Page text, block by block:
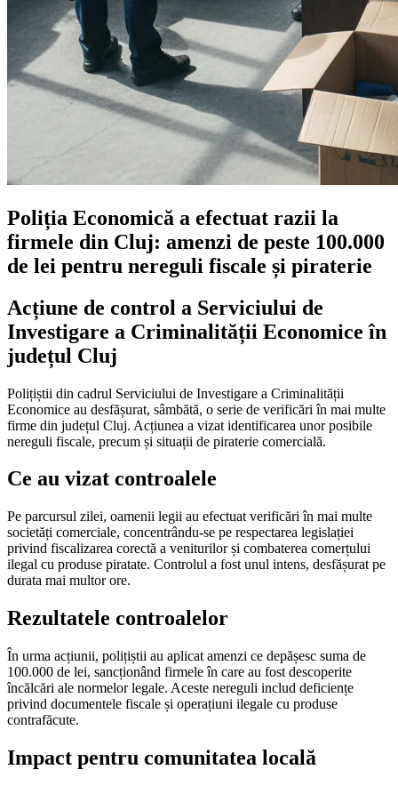
Poliția Economică a efectuat razii la
firmele din Cluj: amenzi de peste 100.000
de lei pentru nereguli fiscale și piraterie
Acțiune de control a Serviciului de
Investigare a Criminalității Economice în
județul Cluj
Polițiștii din cadrul Serviciului de Investigare a Criminalității
Economice au desfășurat, sâmbătă, o serie de verificări în mai multe
firme din județul Cluj. Acțiunea a vizat identificarea unor posibile
nereguli fiscale, precum și situații de piraterie comercială.
Ce au vizat controalele
Pe parcursul zilei, oamenii legii au efectuat verificări în mai multe
societăți comerciale, concentrându-se pe respectarea legislației
privind fiscalizarea corectă a veniturilor și combaterea comerțului
ilegal cu produse piratate. Controlul a fost unul intens, desfășurat pe
durata mai multor ore.
Rezultatele controalelor
În urma acțiunii, polițiștii au aplicat amenzi ce depășesc suma de
100.000 de lei, sancționând firmele în care au fost descoperite
încălcări ale normelor legale. Aceste nereguli includ deficiențe
privind documentele fiscale și operațiuni ilegale cu produse
contrafăcute.
Impact pentru comunitatea locală